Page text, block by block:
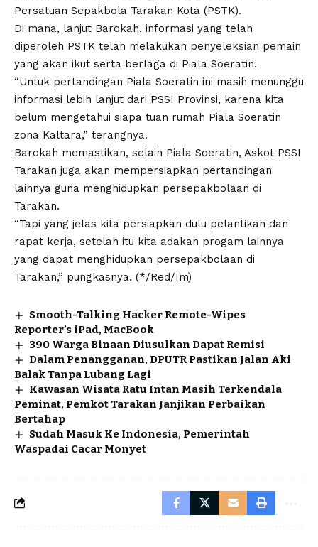
Persatuan Sepakbola Tarakan Kota (PSTK).
Di mana, lanjut Barokah, informasi yang telah
diperoleh PSTK telah melakukan penyeleksian pemain
yang akan ikut serta berlaga di Piala Soeratin.
“Untuk pertandingan Piala Soeratin ini masih menunggu
informasi lebih lanjut dari PSSI Provinsi, karena kita
belum mengetahui siapa tuan rumah Piala Soeratin
zona Kaltara,” terangnya.
Barokah memastikan, selain Piala Soeratin, Askot PSSI
Tarakan juga akan mempersiapkan pertandingan
lainnya guna menghidupkan persepakbolaan di
Tarakan.
“Tapi yang jelas kita persiapkan dulu pelantikan dan
rapat kerja, setelah itu kita adakan progam lainnya
yang dapat menghidupkan persepakbolaan di
Tarakan,” pungkasnya. (*/Red/Im)
Smooth-Talking Hacker Remote-Wipes
Reporter’s iPad, MacBook
390 Warga Binaan Diusulkan Dapat Remisi
Dalam Penangganan, DPUTR Pastikan Jalan Aki
Balak Tanpa Lubang Lagi
Kawasan Wisata Ratu Intan Masih Terkendala
Peminat, Pemkot Tarakan Janjikan Perbaikan
Bertahap
Sudah Masuk Ke Indonesia, Pemerintah
Waspadai Cacar Monyet